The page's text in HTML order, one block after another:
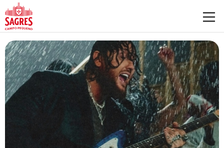
Saltar para o conteúdo principal